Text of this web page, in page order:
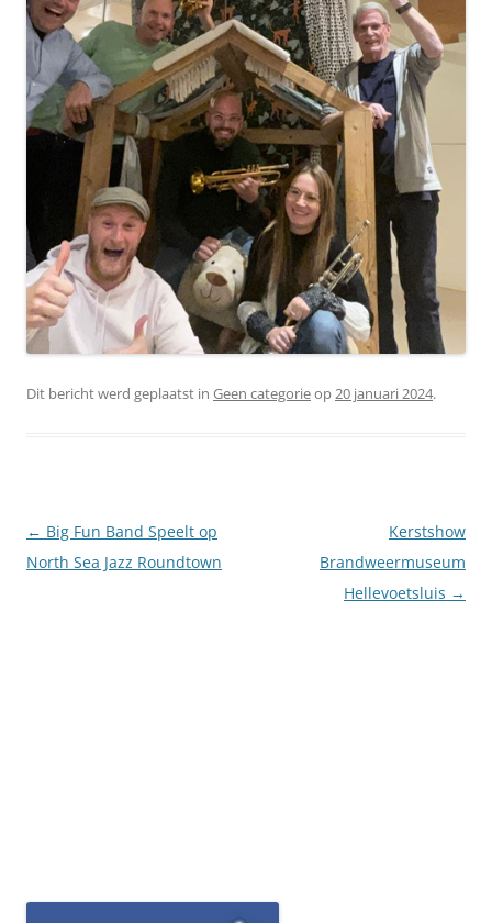
Dit bericht werd geplaatst in Geen categorieop20 januari 2024.
Berichtnavigatie
← Big Fun Band Speelt op
North Sea Jazz Roundtown
Kerstshow
Brandweermuseum
Hellevoetsluis →